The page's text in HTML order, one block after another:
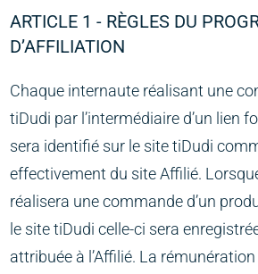
ARTICLE 1 - RÈGLES DU
D’AFFILIATION
Chaque internaute réalisant une
tiDudi par l’intermédiaire d’un lien
sera identifié sur le site tiDudi
effectivement du site Affilié.
réalisera une commande d’un
le site tiDudi celle-ci sera
attribuée à l’Affilié. La